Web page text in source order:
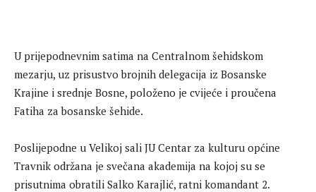
U prijepodnevnim satima na Centralnom šehidskom
mezarju, uz prisustvo brojnih delegacija iz Bosanske
Krajine i srednje Bosne, položeno je cvijeće i proučena
Fatiha za bosanske šehide.
Poslijepodne u Velikoj sali JU Centar za kulturu općine
Travnik održana je svečana akademija na kojoj su se
prisutnima obratili Salko Karajlić, ratni komandant 2.